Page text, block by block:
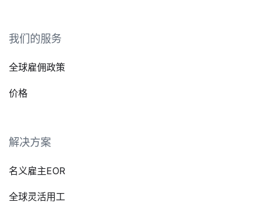
我们的服务
全球雇佣政策
价格
解决方案
名义雇主EOR
全球灵活用工